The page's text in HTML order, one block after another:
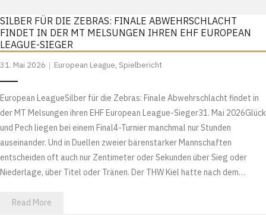
SILBER FÜR DIE ZEBRAS: FINALE ABWEHRSCHLACHT
FINDET IN DER MT MELSUNGEN IHREN EHF EUROPEAN
LEAGUE-SIEGER
31. Mai 2026 European League, Spielbericht
European LeagueSilber für die Zebras: Finale Abwehrschlacht findet in
der MT Melsungen ihren EHF European League-Sieger31. Mai 2026Glück
und Pech liegen bei einem Final4-Turnier manchmal nur Stunden
auseinander. Und in Duellen zweier bärenstarker Mannschaften
entscheiden oft auch nur Zentimeter oder Sekunden über Sieg oder
Niederlage, über Titel oder Tränen. Der THW Kiel hatte nach dem…
Read More